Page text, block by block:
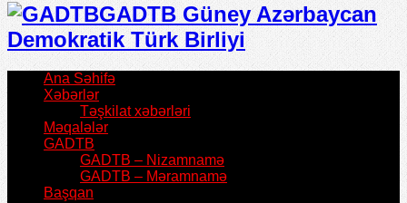
GADTB Güney Azərbaycan
Demokratik Türk Birliyi
Ana Səhifə
Xəbərlər
Təşkilat xəbərləri
Məqalələr
GADTB
GADTB – Nizamnamə
GADTB – Məramnamə
Başqan